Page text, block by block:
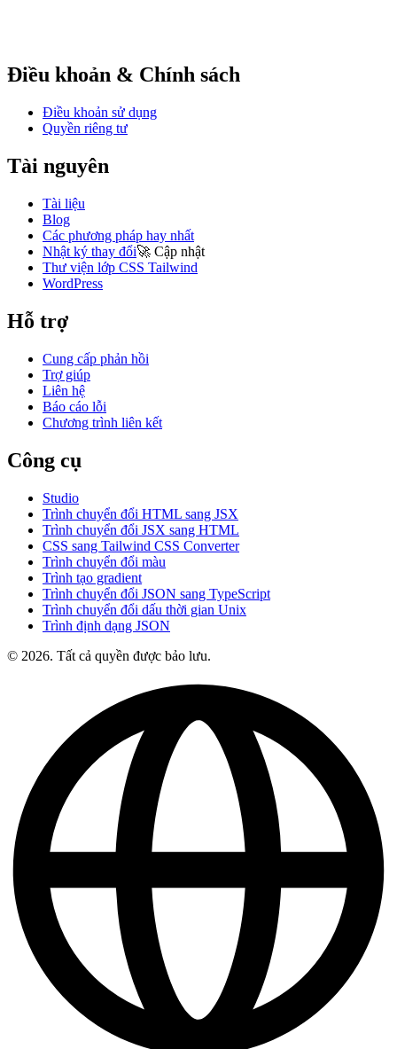
Điều khoản & Chính sách
Điều khoản sử dụng
Quyền riêng tư
Tài nguyên
Tài liệu
Blog
Các phương pháp hay nhất
Nhật ký thay đổi🚀 Cập nhật
Thư viện lớp CSS Tailwind
WordPress
Hỗ trợ
Cung cấp phản hồi
Trợ giúp
Liên hệ
Báo cáo lỗi
Chương trình liên kết
Công cụ
Studio
Trình chuyển đổi HTML sang JSX
Trình chuyển đổi JSX sang HTML
CSS sang Tailwind CSS Converter
Trình chuyển đổi màu
Trình tạo gradient
Trình chuyển đổi JSON sang TypeScript
Trình chuyển đổi dấu thời gian Unix
Trình định dạng JSON
© 2026. Tất cả quyền được bảo lưu.